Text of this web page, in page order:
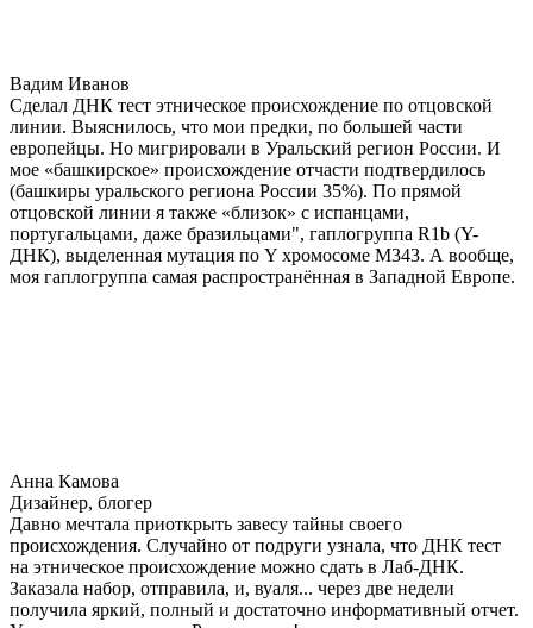
Вадим Иванов
Сделал ДНК тест этническое происхождение по отцовской
линии. Выяснилось, что мои предки, по большей части
европейцы. Но мигрировали в Уральский регион России. И
мое «башкирское» происхождение отчасти подтвердилось
(башкиры уральского региона России 35%). По прямой
отцовской линии я также «близок» с испанцами,
португальцами, даже бразильцами", гаплогруппа R1b (Y-
ДНК), выделенная мутация по Y хромосоме М343. А вообще,
моя гаплогруппа самая распространённая в Западной Европе.
Анна Камова
Дизайнер, блогер
Давно мечтала приоткрыть завесу тайны своего
происхождения. Случайно от подруги узнала, что ДНК тест
на этническое происхождение можно сдать в Лаб-ДНК.
Заказала набор, отправила, и, вуаля... через две недели
получила яркий, полный и достаточно информативный отчет.